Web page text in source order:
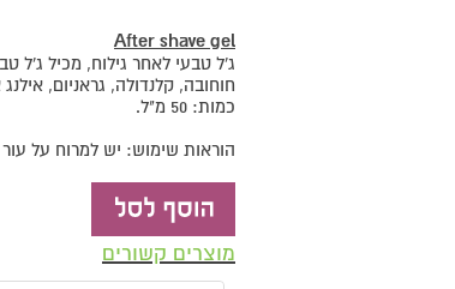
After shave gel
ג'ל טבעי לאחר גילוח, מכיל ג'ל
חוחובה, קלנדולה, גראניום,
כמות: 50 מ"ל.
הוראות שימוש: יש למרוח על עור
מוצרים קשורים